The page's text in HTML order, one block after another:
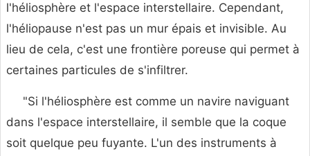
l'héliosphère et l'espace interstellaire. Cependant,
l'héliopause n'est pas un mur épais et invisible. Au
lieu de cela, c'est une frontière poreuse qui permet à
certaines particules de s'infiltrer.
"Si l'héliosphère est comme un navire naviguant
dans l'espace interstellaire, il semble que la coque
soit quelque peu fuyante. L'un des instruments à